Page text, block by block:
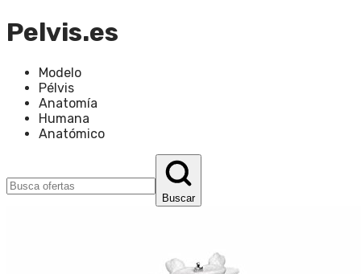
Pelvis.es
Modelo
Pélvis
Anatomía
Humana
Anatómico
Buscar